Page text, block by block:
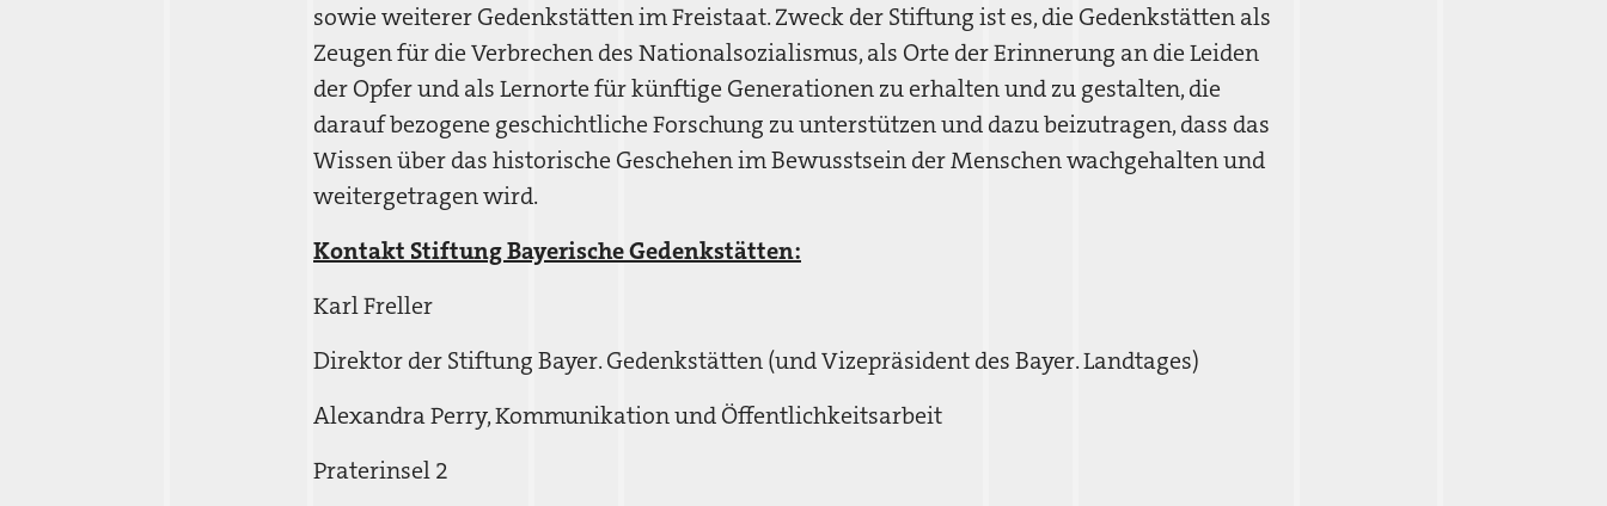
sowie weiterer Gedenkstätten im Freistaat. Zweck der Stiftung ist es, die Gedenkstätten als
Zeugen für die Verbrechen des Nationalsozialismus, als Orte der Erinnerung an die Leiden
der Opfer und als Lernorte für künftige Generationen zu erhalten und zu gestalten, die
darauf bezogene geschichtliche Forschung zu unterstützen und dazu beizutragen, dass das
Wissen über das historische Geschehen im Bewusstsein der Menschen wachgehalten und
weitergetragen wird.
Kontakt Stiftung Bayerische Gedenkstätten:
Karl Freller
Direktor der Stiftung Bayer. Gedenkstätten (und Vizepräsident des Bayer. Landtages)
Alexandra Perry, Kommunikation und Öffentlichkeitsarbeit
Praterinsel 2